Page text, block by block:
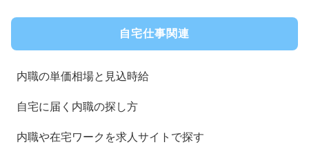
自宅仕事関連
内職の単価相場と見込時給
自宅に届く内職の探し方
内職や在宅ワークを求人サイトで探す